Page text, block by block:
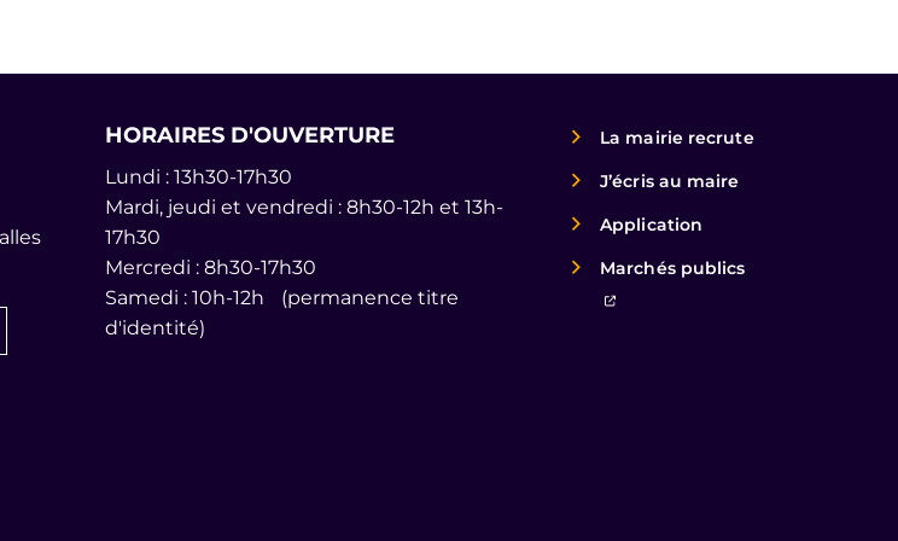
HORAIRES D'OUVERTURE
Lundi : 13h30-17h30
Mardi, jeudi et vendredi : 8h30-12h et 13h-
17h30
Mercredi : 8h30-17h30
Samedi : 10h-12h (permanence titre
d'identité)
La mairie recrute
J’écris au maire
Application
Marchés publics
(ouverture dans un nouvel